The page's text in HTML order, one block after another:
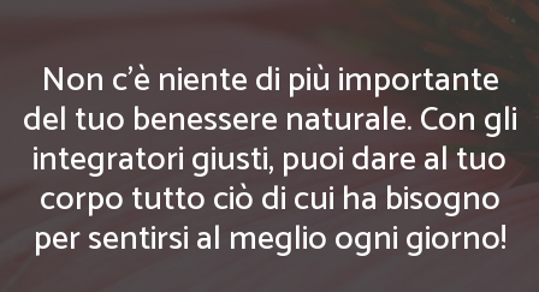
Non c'è niente di più importante
del tuo benessere naturale. Con gli
integratori giusti, puoi dare al tuo
corpo tutto ciò di cui ha bisogno
per sentirsi al meglio ogni giorno!